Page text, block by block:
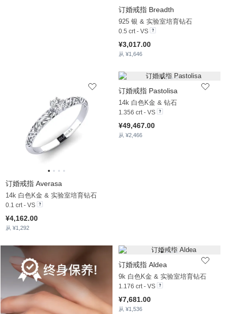
订婚戒指 Breadth
925 银 & 实验室培育钻石
0.5 crt - VS
¥3,017.00
从 ¥1,646
订婚戒指 Averasa
14k 白色K金 & 实验室培育钻石
0.1 crt - VS
¥4,162.00
从 ¥1,292
订婚戒指 Pastolisa
14k 白色K金 & 钻石
1.356 crt - VS
¥49,467.00
从 ¥2,466
订婚戒指 Aldea
9k 白色K金 & 实验室培育钻石
1.176 crt - VS
¥7,681.00
从 ¥1,536